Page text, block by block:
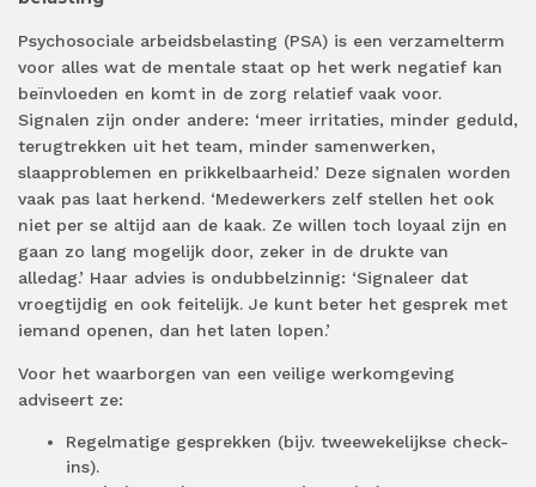
Psychosociale arbeidsbelasting (PSA) is een verzamelterm
voor alles wat de mentale staat op het werk negatief kan
beïnvloeden en komt in de zorg relatief vaak voor.
Signalen zijn onder andere: ‘meer irritaties, minder geduld,
terugtrekken uit het team, minder samenwerken,
slaapproblemen en prikkelbaarheid.’ Deze signalen worden
vaak pas laat herkend. ‘Medewerkers zelf stellen het ook
niet per se altijd aan de kaak. Ze willen toch loyaal zijn en
gaan zo lang mogelijk door, zeker in de drukte van
alledag.’ Haar advies is ondubbelzinnig: ‘Signaleer dat
vroegtijdig en ook feitelijk. Je kunt beter het gesprek met
iemand openen, dan het laten lopen.’
Voor het waarborgen van een veilige werkomgeving
adviseert ze:
Regelmatige gesprekken (bijv. tweewekelijkse check-
ins).